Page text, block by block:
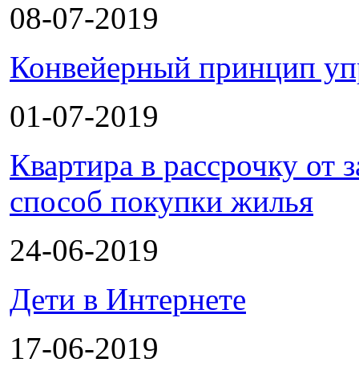
08-07-2019
Конвейерный принцип
01-07-2019
Квартира в рассрочку
способ покупки жилья
24-06-2019
Дети в Интернете
17-06-2019